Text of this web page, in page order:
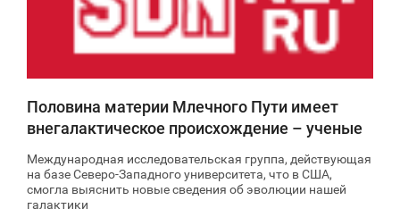
Половина материи Млечного Пути имеет
внегалактическое происхождение – ученые
Международная исследовательская группа, действующая
на базе Северо-Западного университета, что в США,
смогла выяснить новые сведения об эволюции нашей
галактики